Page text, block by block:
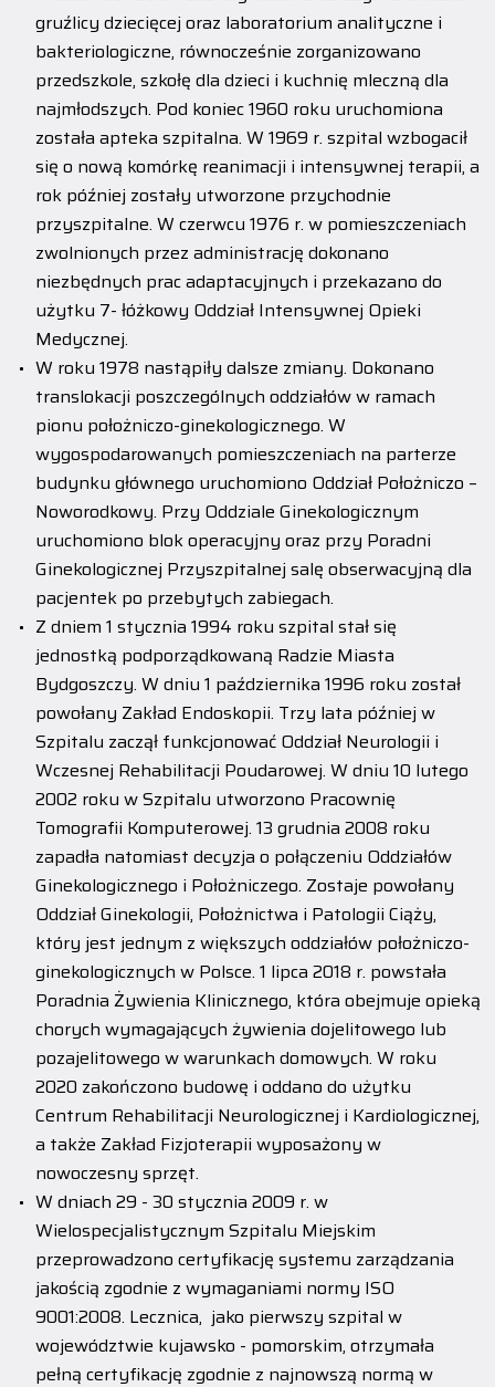
gruźlicy dziecięcej oraz laboratorium analityczne i
bakteriologiczne, równocześnie zorganizowano
przedszkole, szkołę dla dzieci i kuchnię mleczną dla
najmłodszych. Pod koniec 1960 roku uruchomiona
została apteka szpitalna. W 1969 r. szpital wzbogacił
się o nową komórkę reanimacji i intensywnej terapii, a
rok później zostały utworzone przychodnie
przyszpitalne. W czerwcu 1976 r. w pomieszczeniach
zwolnionych przez administrację dokonano
niezbędnych prac adaptacyjnych i przekazano do
użytku 7- łóżkowy Oddział Intensywnej Opieki
Medycznej.
W roku 1978 nastąpiły dalsze zmiany. Dokonano
translokacji poszczególnych oddziałów w ramach
pionu położniczo-ginekologicznego. W
wygospodarowanych pomieszczeniach na parterze
budynku głównego uruchomiono Oddział Położniczo –
Noworodkowy. Przy Oddziale Ginekologicznym
uruchomiono blok operacyjny oraz przy Poradni
Ginekologicznej Przyszpitalnej salę obserwacyjną dla
pacjentek po przebytych zabiegach.
Z dniem 1 stycznia 1994 roku szpital stał się
jednostką podporządkowaną Radzie Miasta
Bydgoszczy. W dniu 1 października 1996 roku został
powołany Zakład Endoskopii. Trzy lata później w
Szpitalu zaczął funkcjonować Oddział Neurologii i
Wczesnej Rehabilitacji Poudarowej. W dniu 10 lutego
2002 roku w Szpitalu utworzono Pracownię
Tomografii Komputerowej. 13 grudnia 2008 roku
zapadła natomiast decyzja o połączeniu Oddziałów
Ginekologicznego i Położniczego. Zostaje powołany
Oddział Ginekologii, Położnictwa i Patologii Ciąży,
który jest jednym z większych oddziałów położniczo-
ginekologicznych w Polsce. 1 lipca 2018 r. powstała
Poradnia Żywienia Klinicznego, która obejmuje opieką
chorych wymagających żywienia dojelitowego lub
pozajelitowego w warunkach domowych. W roku
2020 zakończono budowę i oddano do użytku
Centrum Rehabilitacji Neurologicznej i Kardiologicznej,
a także Zakład Fizjoterapii wyposażony w
nowoczesny sprzęt.
W dniach 29 - 30 stycznia 2009 r. w
Wielospecjalistycznym Szpitalu Miejskim
przeprowadzono certyfikację systemu zarządzania
jakością zgodnie z wymaganiami normy ISO
9001:2008. Lecznica, jako pierwszy szpital w
województwie kujawsko - pomorskim, otrzymała
pełną certyfikację zgodnie z najnowszą normą w